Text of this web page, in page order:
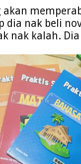
akan
dia nak beli
nak kalah.